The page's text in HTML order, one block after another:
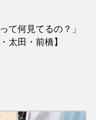
て何見てるの？」
太田・前橋】